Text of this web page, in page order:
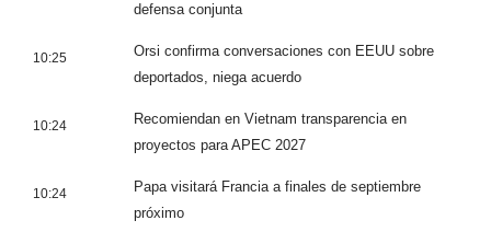
defensa conjunta
10:25
Orsi confirma conversaciones con EEUU sobre
deportados, niega acuerdo
10:24
Recomiendan en Vietnam transparencia en
proyectos para APEC 2027
10:24
Papa visitará Francia a finales de septiembre
próximo